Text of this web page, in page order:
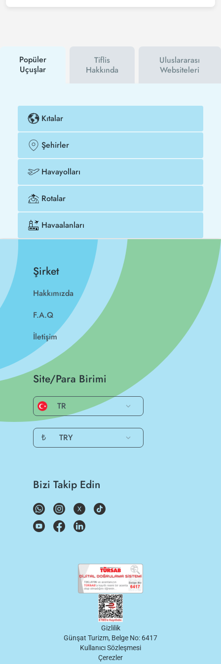
haber bültenine üye olabilir veya Tezfly sosyal
alabilirsiniz.
Popüler
Uçuşlar
Tiflis
Hakkında
Uluslararası
Websiteleri
Kıtalar
Şehirler
Havayolları
Rotalar
Havaalanları
Şirket
Hakkımızda
F.A.Q
İletişim
Site/Para Birimi
TR
₺ TRY
Bizi Takip Edin
Gizlilik
Günşat Turizm, Belge No: 6417
Kullanıcı Sözleşmesi
Çerezler